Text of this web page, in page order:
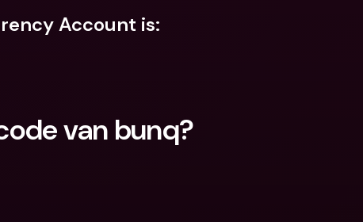
Account is:
van bunq?